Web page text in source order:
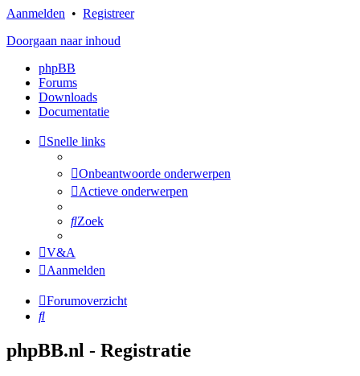
Aanmelden • Registreer
Doorgaan naar inhoud
phpBB
Forums
Downloads
Documentatie
Snelle links
Onbeantwoorde onderwerpen
Actieve onderwerpen
Zoek
V&A
Aanmelden
Forumoverzicht
Zoek
phpBB.nl - Registratie